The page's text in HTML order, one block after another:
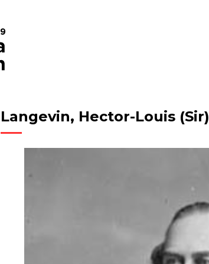
Langevin, Hector-Louis (Sir)